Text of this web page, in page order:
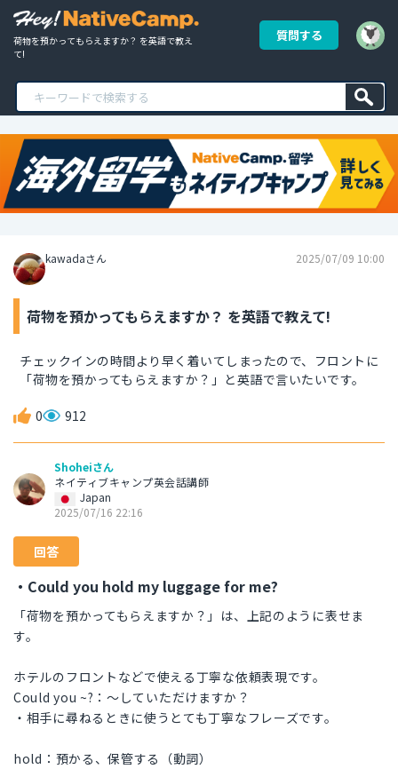
荷物を預かってもらえますか？ を英語で教え
て!
質問する
kawadaさん 2025/07/09 10:00
荷物を預かってもらえますか？ を英語で教えて!
チェックインの時間より早く着いてしまったので、フロントに
「荷物を預かってもらえますか？」と英語で言いたいです。
0 912
Shoheiさん
ネイティブキャンプ英会話講師
Japan
2025/07/16 22:16
回答
・Could you hold my luggage for me?
「荷物を預かってもらえますか？」は、上記のように表せま
す。
ホテルのフロントなどで使える丁寧な依頼表現です。
Could you ~?：〜していただけますか？
・相手に尋ねるときに使うとても丁寧なフレーズです。
hold：預かる、保管する（動詞）